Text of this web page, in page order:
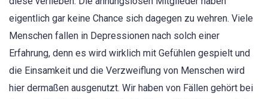
eigentlich gar keine Chance sich dagegen zu wehren. Viele
Menschen fallen in Depressionen nach solch einer
Erfahrung, denn es wird wirklich mit Gefühlen gespielt und
die Einsamkeit und die Verzweiflung von Menschen wird
hier dermaßen ausgenutzt. Wir haben von Fällen gehört bei